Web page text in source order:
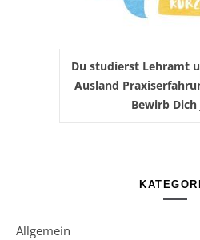
Du studierst Lehramt
Ausland
Bewirb
Allgemein